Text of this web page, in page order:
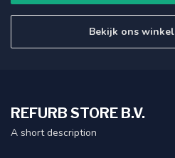
Bekijk ons winkel
REFURB STORE B.V.
A short description